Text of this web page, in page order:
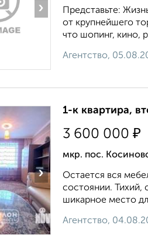
›
Представьте:
от крупнейшего
что шопинг, кино,
Агентство,
›
1-к квартира,
3 600 000 ₽
мкр. пос.
Остается вся
состоянии. Тихий,
шикарное место
Агентство,